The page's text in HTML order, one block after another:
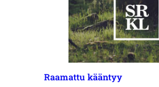
Raamattu kääntyy